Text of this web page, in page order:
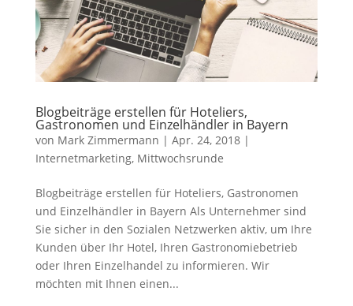
Blogbeiträge erstellen für Hoteliers,
Gastronomen und Einzelhändler in Bayern
von Mark Zimmermann | Apr. 24, 2018|
Internetmarketing, Mittwochsrunde
Blogbeiträge erstellen für Hoteliers, Gastronomen
und Einzelhändler in Bayern Als Unternehmer sind
Sie sicher in den Sozialen Netzwerken aktiv, um Ihre
Kunden über Ihr Hotel, Ihren Gastronomiebetrieb
oder Ihren Einzelhandel zu informieren. Wir
möchten mit Ihnen einen...